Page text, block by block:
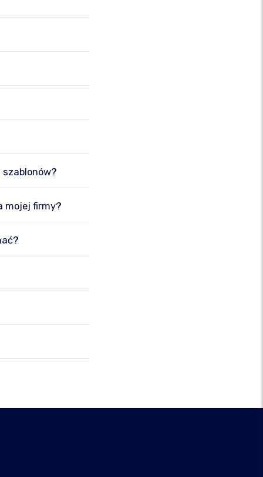
mojej firmy?